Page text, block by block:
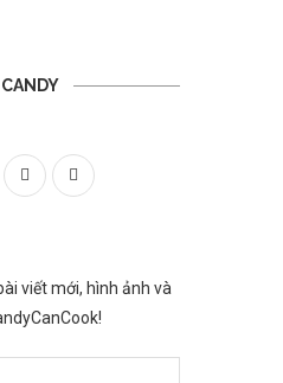
viết mới, hình ảnh và